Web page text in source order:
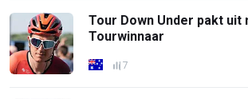
Tour Down Under pakt uit
Tourwinnaar
7